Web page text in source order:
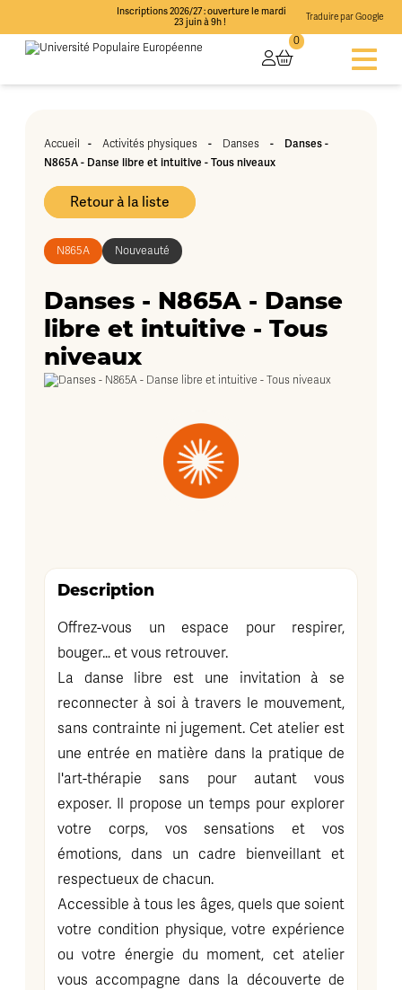
Inscriptions 2026/27 : ouverture le mardi
23 juin à 9h !
Traduire par Google
0
Accueil - Activités physiques - Danses - Danses -
N865A - Danse libre et intuitive - Tous niveaux
Retour à la liste
N865A Nouveauté
Danses - N865A - Danse
libre et intuitive - Tous
niveaux
Description
Offrez-vous un espace pour respirer,
bouger… et vous retrouver.
La danse libre est une invitation à se
reconnecter à soi à travers le mouvement,
sans contrainte ni jugement. Cet atelier est
une entrée en matière dans la pratique de
l'art-thérapie sans pour autant vous
exposer. Il propose un temps pour explorer
votre corps, vos sensations et vos
émotions, dans un cadre bienveillant et
respectueux de chacun.
Accessible à tous les âges, quels que soient
votre condition physique, votre expérience
ou votre énergie du moment, cet atelier
vous accompagne dans la découverte de